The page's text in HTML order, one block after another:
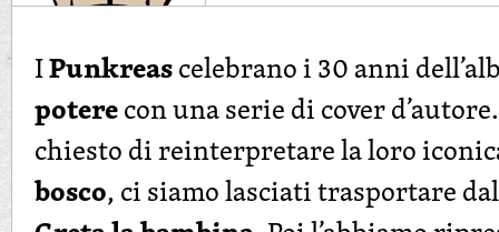
IPunkreascelebrano i 30 anni
poterecon una serie di cover
chiesto di reinterpretare la loro
bosco, ci siamo lasciati trasportare